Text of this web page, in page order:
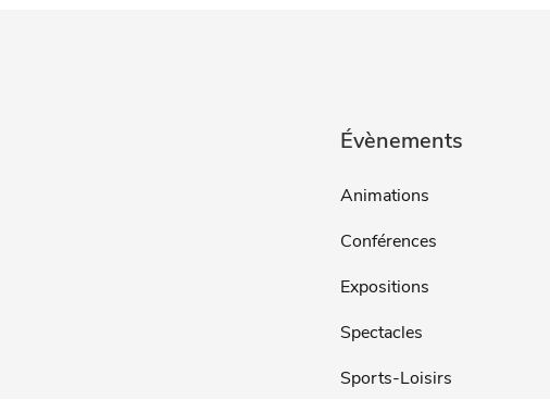
Évènements
Animations
Conférences
Expositions
Spectacles
Sports-Loisirs